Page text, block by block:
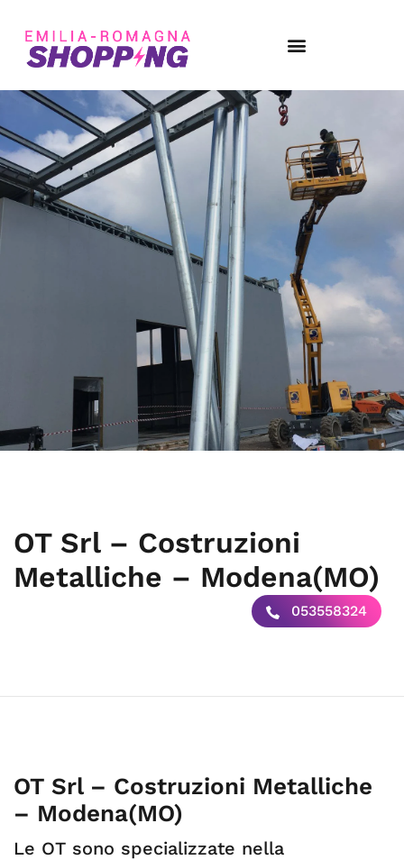
OT Srl – Costruzioni
Metalliche – Modena(MO)
053558324
OT Srl – Costruzioni Metalliche
– Modena(MO)
Le OT sono specializzate nella